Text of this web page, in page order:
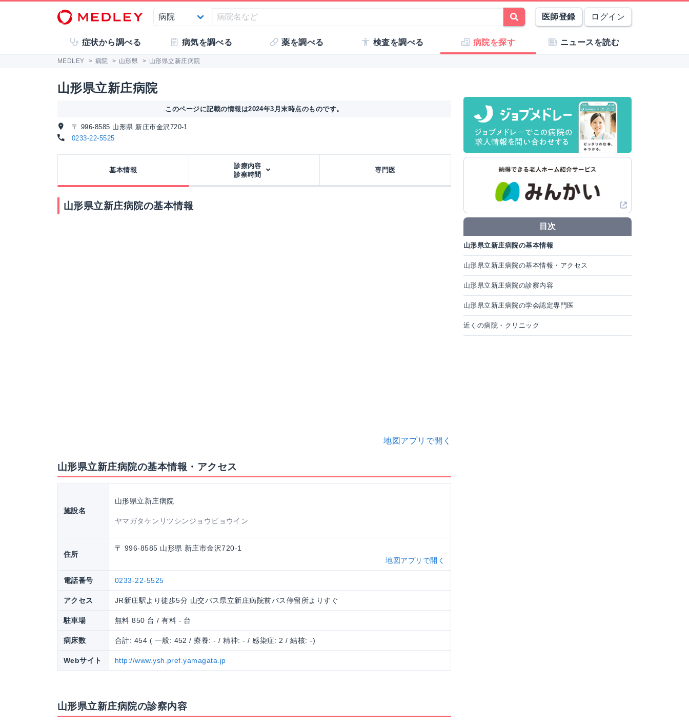
医師登録 ログイン
症状から調べる 病気を調べる 薬を調べる 検査を調べる 病院を探す ニュースを読む
MEDLEY > 病院 > 山形県 > 山形県立新庄病院
山形県立新庄病院
このページに記載の情報は2024年3月末時点のものです。
〒 996-8585 山形県 新庄市金沢720-1
0233-22-5525
基本情報
診療内容
診察時間
専門医
山形県立新庄病院の基本情報
地図アプリで開く
山形県立新庄病院の基本情報・アクセス
施設名
山形県立新庄病院
ヤマガタケンリツシンジョウビョウイン
住所
〒 996-8585 山形県 新庄市金沢720-1
地図アプリで開く
電話番号 0233-22-5525
アクセス JR新庄駅より徒歩5分 山交バス県立新庄病院前バス停留所よりすぐ
駐車場 無料 850 台 / 有料 - 台
病床数 合計: 454 ( 一般: 452 / 療養: - / 精神: - / 感染症: 2 / 結核: -)
Webサイト http://www.ysh.pref.yamagata.jp
山形県立新庄病院の診察内容
目次
山形県立新庄病院の基本情報
山形県立新庄病院の基本情報・アクセス
山形県立新庄病院の診察内容
山形県立新庄病院の学会認定専門医
近くの病院・クリニック